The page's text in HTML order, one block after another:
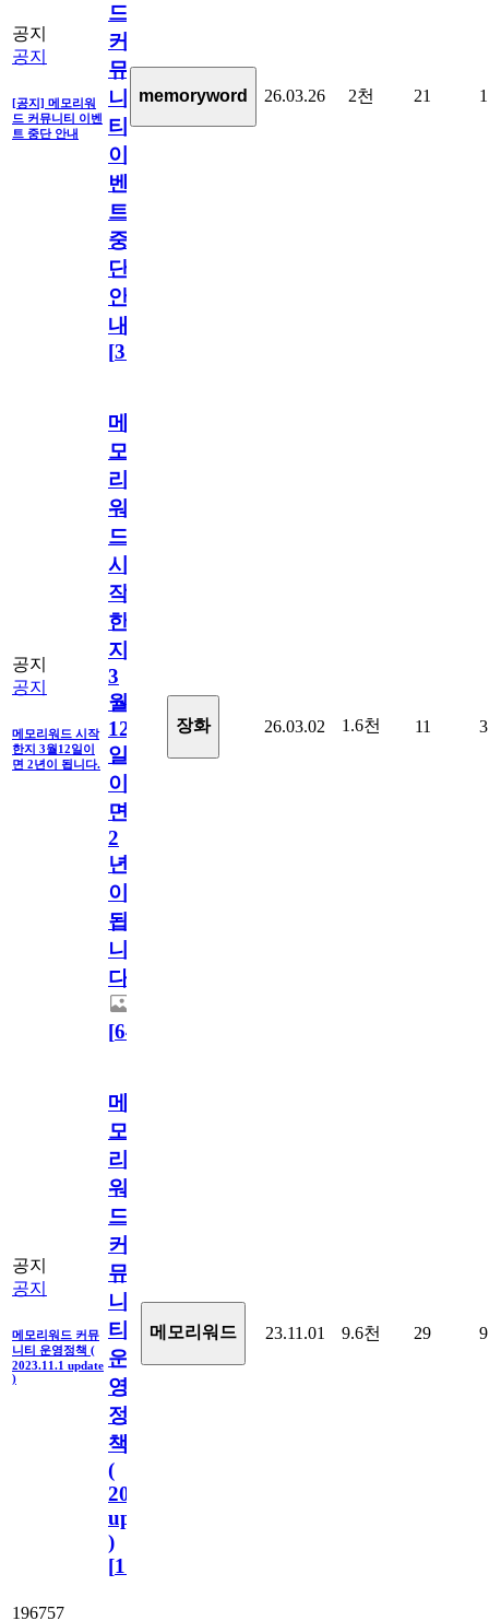
공지
공지
[공지] 메모리워
드 커뮤니티 이벤
트 중단 안내
드
커
뮤
니
티
이
벤
트
중
단
안
내
[31
memoryword 26.03.26 2천 21 1
공지
공지
메모리워드 시작
한지 3월12일이
면 2년이 됩니다.
메
모
리
워
드
시
작
한
지
3
월
12
일
이
면
2
년
이
됩
니
다.
[64
장화 26.03.02 1.6천 11 3
공지
공지
메모리워드 커뮤
니티 운영정책 (
2023.11.1 update
)
메
모
리
워
드
커
뮤
니
티
운
영
정
책
(
2023.11.1
update
)
[110
메모리워드 23.11.01 9.6천 29 9
196757